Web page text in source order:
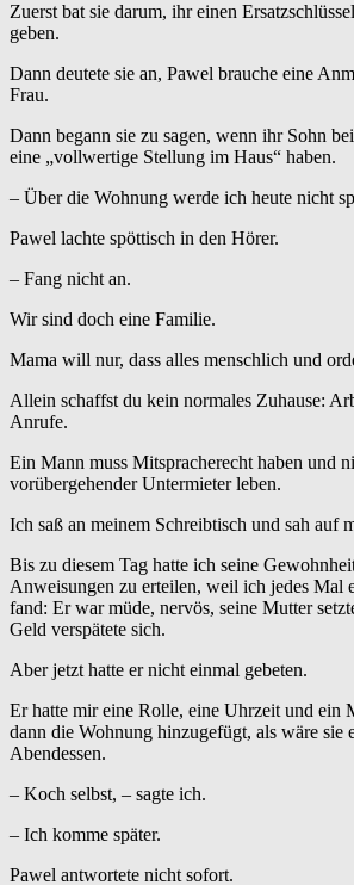
Zuerst bat sie darum, ihr einen
geben.
Dann deutete sie an, Pawel brauche eine
Frau.
Dann begann sie zu sagen, wenn ihr Sohn
eine „vollwertige Stellung im Haus“ haben.
– Über die Wohnung werde ich heute nicht
Pawel lachte spöttisch in den Hörer.
– Fang nicht an.
Wir sind doch eine Familie.
Mama will nur, dass alles menschlich und
Allein schaffst du kein normales Zuhause:
Anrufe.
Ein Mann muss Mitspracherecht haben und
vorübergehender Untermieter leben.
Ich saß an meinem Schreibtisch und sah auf
Bis zu diesem Tag hatte ich seine
Anweisungen zu erteilen, weil ich jedes Mal
fand: Er war müde, nervös, seine Mutter
Geld verspätete sich.
Aber jetzt hatte er nicht einmal gebeten.
Er hatte mir eine Rolle, eine Uhrzeit und ein
dann die Wohnung hinzugefügt, als wäre sie
Abendessen.
– Koch selbst, – sagte ich.
– Ich komme später.
Pawel antwortete nicht sofort.